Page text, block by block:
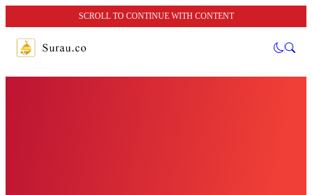
SCROLL TO CONTINUE WITH CONTENT